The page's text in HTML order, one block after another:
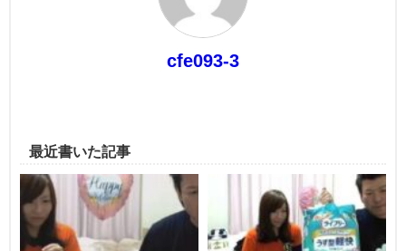
cfe093-3
最近書いた記事